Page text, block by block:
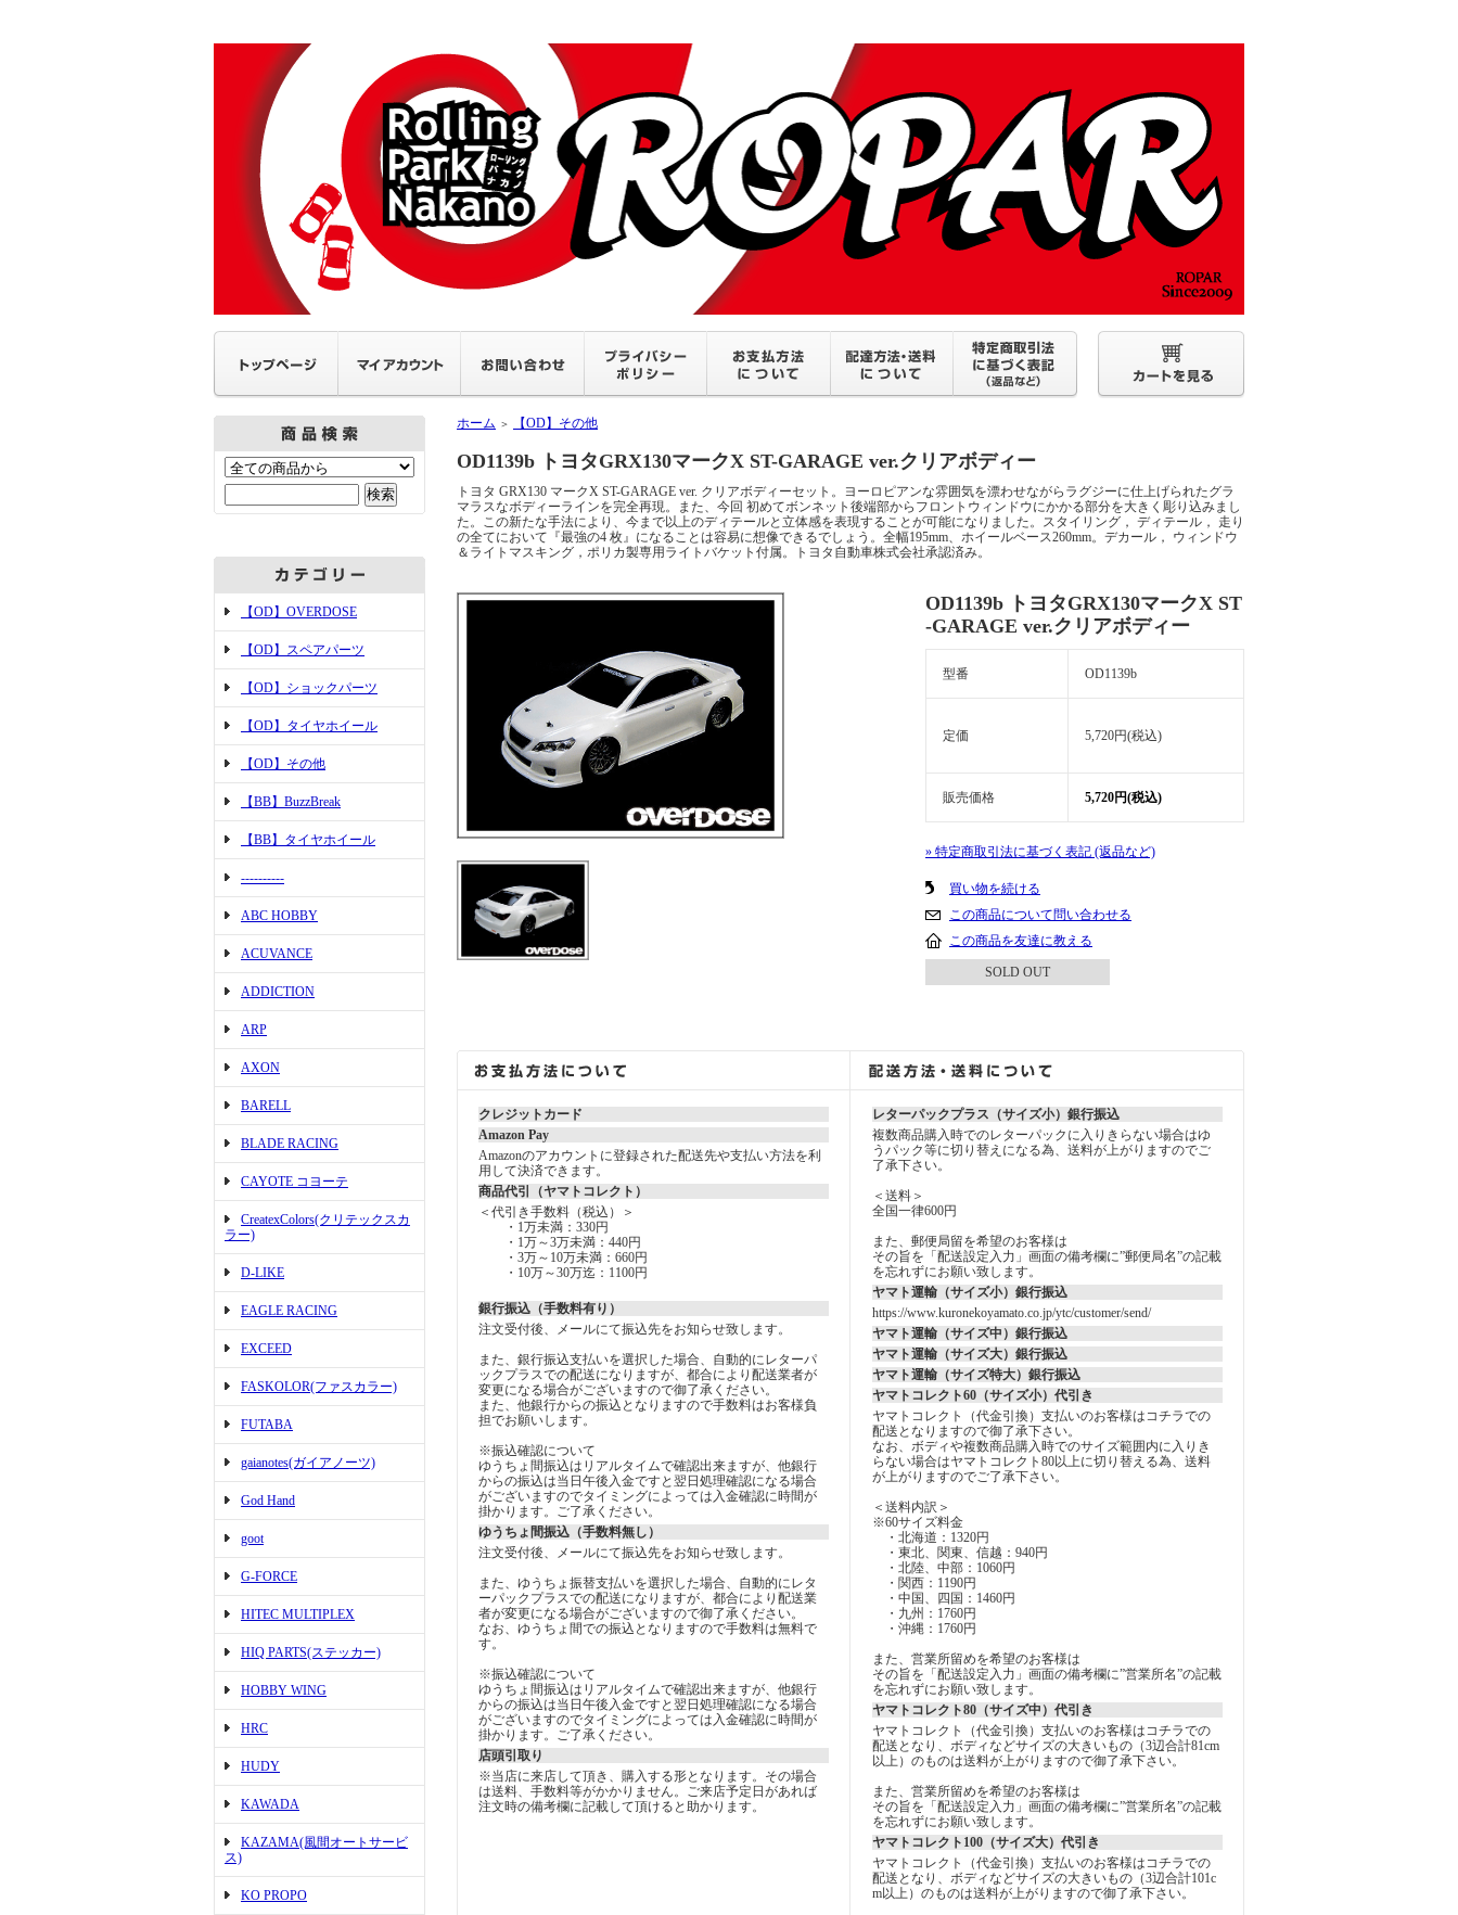
【OD】OVERDOSE
【OD】スペアパーツ
【OD】ショックパーツ
【OD】タイヤホイール
【OD】その他
【BB】BuzzBreak
【BB】タイヤホイール
----------
ABC HOBBY
ACUVANCE
ADDICTION
ARP
AXON
BARELL
BLADE RACING
CAYOTE コヨーテ
CreatexColors(クリテックスカ
ラー)
D-LIKE
EAGLE RACING
EXCEED
FASKOLOR(ファスカラー)
FUTABA
gaianotes(ガイアノーツ)
God Hand
goot
G-FORCE
HITEC MULTIPLEX
HIQ PARTS(ステッカー)
HOBBY WING
HRC
HUDY
KAWADA
KAZAMA(風間オートサービ
ス)
KO PROPO
ホーム ＞ 【OD】その他
OD1139b トヨタGRX130マークX ST-GARAGE ver.クリアボディー
トヨタ GRX130 マークX ST-GARAGE ver. クリアボディーセット。ヨーロピアンな雰囲気を漂わせながらラグジーに仕上げられたグラ
マラスなボディーラインを完全再現。また、今回 初めてボンネット後端部からフロントウィンドウにかかる部分を大きく彫り込みまし
た。この新たな手法により、今まで以上のディテールと立体感を表現することが可能になりました。スタイリング， ディテール， 走り
の全てにおいて『最強の4 枚』になることは容易に想像できるでしょう。全幅195mm、ホイールベース260mm。デカール， ウィンドウ
＆ライトマスキング，ポリカ製専用ライトバケット付属。トヨタ自動車株式会社承認済み。
OD1139b トヨタGRX130マークX ST
-GARAGE ver.クリアボディー
型番 OD1139b
定価 5,720円(税込)
販売価格 5,720円(税込)
» 特定商取引法に基づく表記 (返品など)
買い物を続ける
この商品について問い合わせる
この商品を友達に教える
SOLD OUT
クレジットカード
Amazon Pay
Amazonのアカウントに登録された配送先や支払い方法を利
用して決済できます。
商品代引（ヤマトコレクト）
＜代引き手数料（税込）＞
・1万未満：330円
・1万～3万未満：440円
・3万～10万未満：660円
・10万～30万迄：1100円
銀行振込（手数料有り）
注文受付後、メールにて振込先をお知らせ致します。
また、銀行振込支払いを選択した場合、自動的にレターパ
ックプラスでの配送になりますが、都合により配送業者が
変更になる場合がございますので御了承ください。
また、他銀行からの振込となりますので手数料はお客様負
担でお願いします。
※振込確認について
ゆうちょ間振込はリアルタイムで確認出来ますが、他銀行
からの振込は当日午後入金ですと翌日処理確認になる場合
がございますのでタイミングによっては入金確認に時間が
掛かります。ご了承ください。
ゆうちょ間振込（手数料無し）
注文受付後、メールにて振込先をお知らせ致します。
また、ゆうちょ振替支払いを選択した場合、自動的にレタ
ーパックプラスでの配送になりますが、都合により配送業
者が変更になる場合がございますので御了承ください。
なお、ゆうちょ間での振込となりますので手数料は無料で
す。
※振込確認について
ゆうちょ間振込はリアルタイムで確認出来ますが、他銀行
からの振込は当日午後入金ですと翌日処理確認になる場合
がございますのでタイミングによっては入金確認に時間が
掛かります。ご了承ください。
店頭引取り
※当店に来店して頂き、購入する形となります。その場合
は送料、手数料等がかかりません。ご来店予定日があれば
注文時の備考欄に記載して頂けると助かります。
レターパックプラス（サイズ小）銀行振込
複数商品購入時でのレターパックに入りきらない場合はゆ
うパック等に切り替えになる為、送料が上がりますのでご
了承下さい。
＜送料＞
全国一律600円
また、郵便局留を希望のお客様は
その旨を「配送設定入力」画面の備考欄に”郵便局名”の記載
を忘れずにお願い致します。
ヤマト運輸（サイズ小）銀行振込
https://www.kuronekoyamato.co.jp/ytc/customer/send/
ヤマト運輸（サイズ中）銀行振込
ヤマト運輸（サイズ大）銀行振込
ヤマト運輸（サイズ特大）銀行振込
ヤマトコレクト60（サイズ小）代引き
ヤマトコレクト（代金引換）支払いのお客様はコチラでの
配送となりますので御了承下さい。
なお、ボディや複数商品購入時でのサイズ範囲内に入りき
らない場合はヤマトコレクト80以上に切り替える為、送料
が上がりますのでご了承下さい。
＜送料内訳＞
※60サイズ料金
・北海道：1320円
・東北、関東、信越：940円
・北陸、中部：1060円
・関西：1190円
・中国、四国：1460円
・九州：1760円
・沖縄：1760円
また、営業所留めを希望のお客様は
その旨を「配送設定入力」画面の備考欄に”営業所名”の記載
を忘れずにお願い致します。
ヤマトコレクト80（サイズ中）代引き
ヤマトコレクト（代金引換）支払いのお客様はコチラでの
配送となり、ボディなどサイズの大きいもの（3辺合計81cm
以上）のものは送料が上がりますので御了承下さい。
また、営業所留めを希望のお客様は
その旨を「配送設定入力」画面の備考欄に”営業所名”の記載
を忘れずにお願い致します。
ヤマトコレクト100（サイズ大）代引き
ヤマトコレクト（代金引換）支払いのお客様はコチラでの
配送となり、ボディなどサイズの大きいもの（3辺合計101c
m以上）のものは送料が上がりますので御了承下さい。